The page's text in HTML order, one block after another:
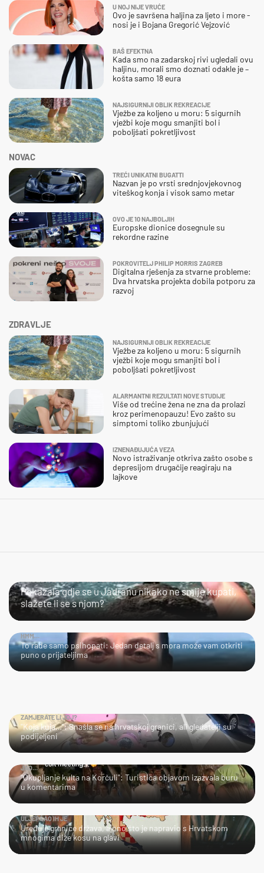
ZDRAVLJE
NAJSIGURNIJI OBLIK REKREACIJE
Vježbe za koljeno u moru: 5 sigurnih
vježbi koje mogu smanjiti bol i
poboljšati pokretljivost
ALARMANTNI REZULTATI NOVE STUDIJE
Više od trećine žena ne zna da prolazi
kroz perimenopauzu! Evo zašto su
simptomi toliko zbunjujući
IZNENAĐUJUĆA VEZA
Novo istraživanje otkriva zašto osobe s
depresijom drugačije reagiraju na
lajkove
NOVAC
TREĆI UNIKATNI BUGATTI
Nazvan je po vrsti srednjovjekovnog
viteškog konja i visok samo metar
OVO JE 10 NAJBOLJIH
Europske dionice dosegnule su
rekordne razine
POKROVITELJ PHILIP MORRIS ZAGREB
Digitalna rješenja za stvarne probleme:
Dva hrvatska projekta dobila potporu za
razvoj
U NOJ NIJE VRUĆE
Ovo je savršena haljina za ljeto i more -
nosi je i Bojana Gregorić Vejzović
BAŠ EFEKTNA
Kada smo na zadarskoj rivi ugledali ovu
haljinu, morali smo doznati odakle je –
košta samo 18 eura
NAJSIGURNIJI OBLIK REKREACIJE
Vježbe za koljeno u moru: 5 sigurnih
vježbi koje mogu smanjiti bol i
poboljšati pokretljivost
SLIJEDITE LI OVU PREPORUKU?
Pokazala gdje se u Jadranu nikako ne smije kupati,
slažete li se s njom?
HMM…
To rade samo psihopati: Jedan detalj s mora može vam otkriti
puno o prijateljima
ZAMJERATE LI JOJ?
"Koja kuja…": Snašla se na hrvatskoj granici, ali gledatelji su
podijeljeni
JAO…
"Okupljanje kulta na Korčuli": Turistica objavom izazvala buru
u komentarima
ULJEPŠAO IH JE
Uređuje granice država, a ono što je napravio s Hrvatskom
mnogima diže kosu na glavi